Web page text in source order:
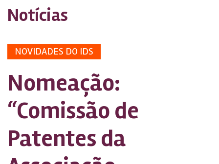
Notícias
NOVIDADES DO IDS
Nomeação:
“Comissão de
Patentes da